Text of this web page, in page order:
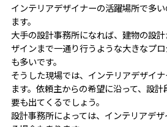
インテリアデザイナーの活躍場所で多
ます。
大手の設計事務所になれば、建物の設
ザインまで一通り行うような大きなプ
も多いです。
そうした現場では、インテリアデザイ
ます。依頼主からの希望に沿って、設
要も出てくるでしょう。
設計事務所によっては、インテリアデ